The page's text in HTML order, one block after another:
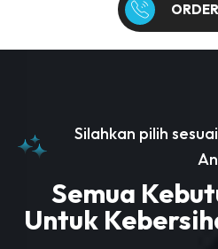
Silahkan pilih
Semua
Untuk